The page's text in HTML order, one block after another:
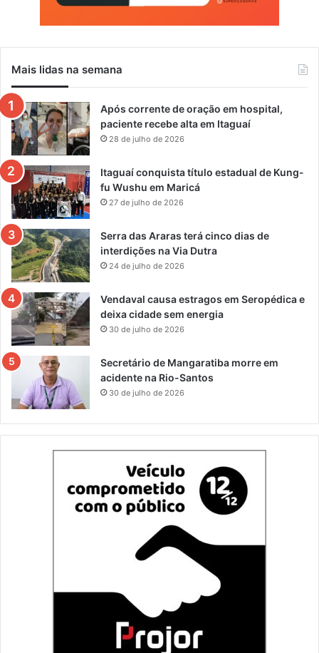
Mais lidas na semana
Após corrente de oração em hospital,
paciente recebe alta em Itaguaí
28 de julho de 2026
Itaguaí conquista título estadual de Kung-
fu Wushu em Maricá
27 de julho de 2026
Serra das Araras terá cinco dias de
interdições na Via Dutra
24 de julho de 2026
Vendaval causa estragos em Seropédica e
deixa cidade sem energia
30 de julho de 2026
Secretário de Mangaratiba morre em
acidente na Rio-Santos
30 de julho de 2026